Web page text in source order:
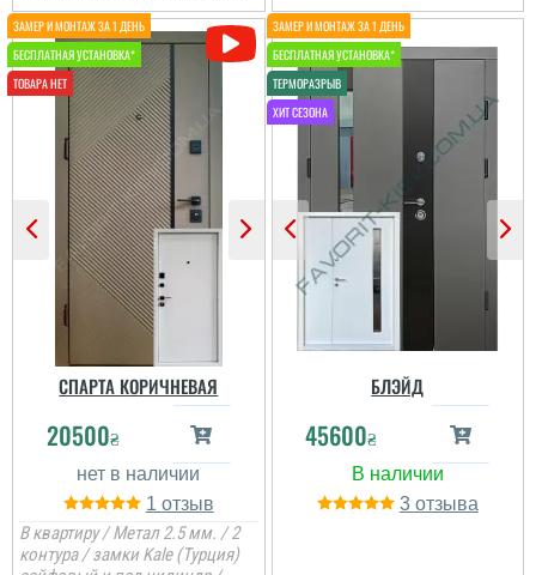
Руслан
Від самого початку
замовлення і до
встановлення все
пройшло чудово і
своєчасно, все
встановили в строки і
так як мені хотілось. Від
душі можу сказати
велике дякую....
читати всі відгуки
Ігор
СПАРТА КОРИЧНЕВАЯ
20500₴
1
В квартиру / Метал 2.5 мм. / 2
контура / замки Kale (Турция)
БЛЭЙД
45600₴
3